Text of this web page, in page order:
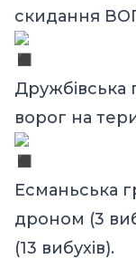
скидання
Дружбівська
ворог на
Есманьська
дроном (3
(13 вибухів).